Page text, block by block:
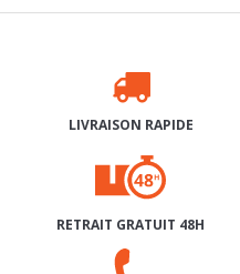
LIVRAISON RAPIDE
RETRAIT GRATUIT 48H